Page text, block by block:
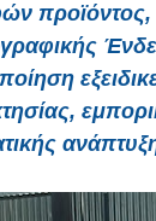
προϊόντος,